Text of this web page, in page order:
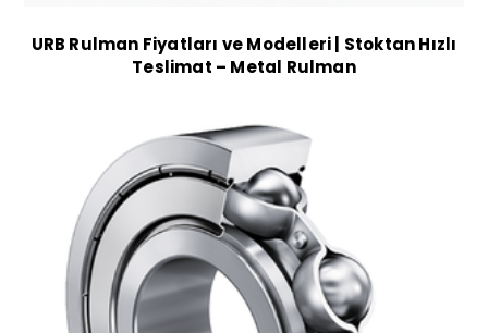
URB Rulman Fiyatları ve Modelleri | Stoktan Hızlı
Teslimat – Metal Rulman